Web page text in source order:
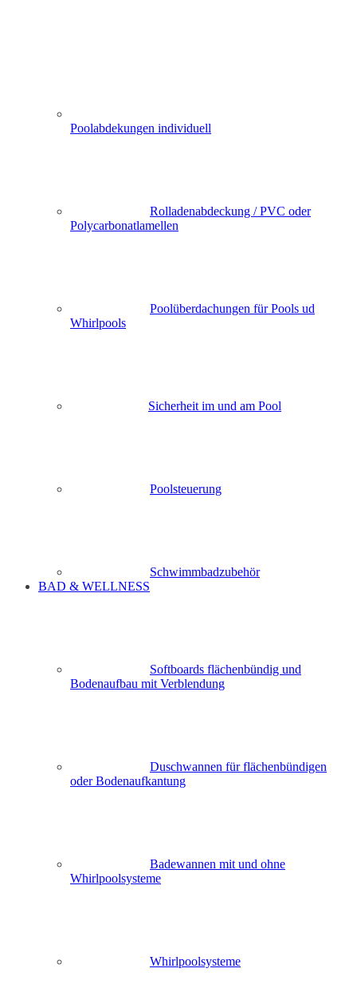
Poolabdekungen individuell
Rolladenabdeckung / PVC oder
Polycarbonatlamellen
Poolüberdachungen für Pools ud
Whirlpools
Sicherheit im und am Pool
Poolsteuerung
Schwimmbadzubehör
BAD & WELLNESS
Softboards flächenbündig und
Bodenaufbau mit Verblendung
Duschwannen für flächenbündigen
oder Bodenaufkantung
Badewannen mit und ohne
Whirlpoolsysteme
Whirlpoolsysteme